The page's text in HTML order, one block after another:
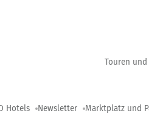
Touren
Hotels Newsletter Marktplatz und